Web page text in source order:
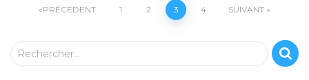
Pagination
des
PRÉCÉDENT 1 2 3 4 SUIVANT
R Rechercher…